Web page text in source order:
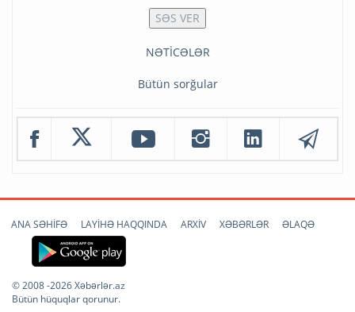
NƏTİCƏLƏR
Bütün sorğular
ANA SƏHİFƏ LAYİHƏ HAQQINDA ARXİV XƏBƏRLƏR ƏLAQƏ
© 2008 -2026 Xəbərlər.az
Bütün hüquqlar qorunur.